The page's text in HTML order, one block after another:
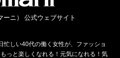
ーニ） 公式ウェブサイト
しい40代の働く女性が、ファッショ
っと楽しくなれる！元気になれる！気